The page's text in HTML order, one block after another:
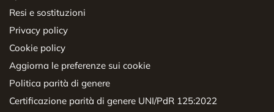
Resi e sostituzioni
Privacy policy
Cookie policy
Aggiorna le preferenze sui cookie
Politica parità di genere
Certificazione parità di genere UNI/PdR 125:2022